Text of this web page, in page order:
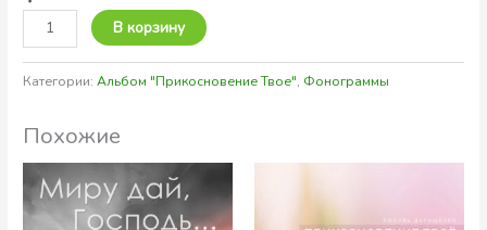
Бог"
В корзину
Категории:Альбом "Прикосновение Твое", Фонограммы
Похожие